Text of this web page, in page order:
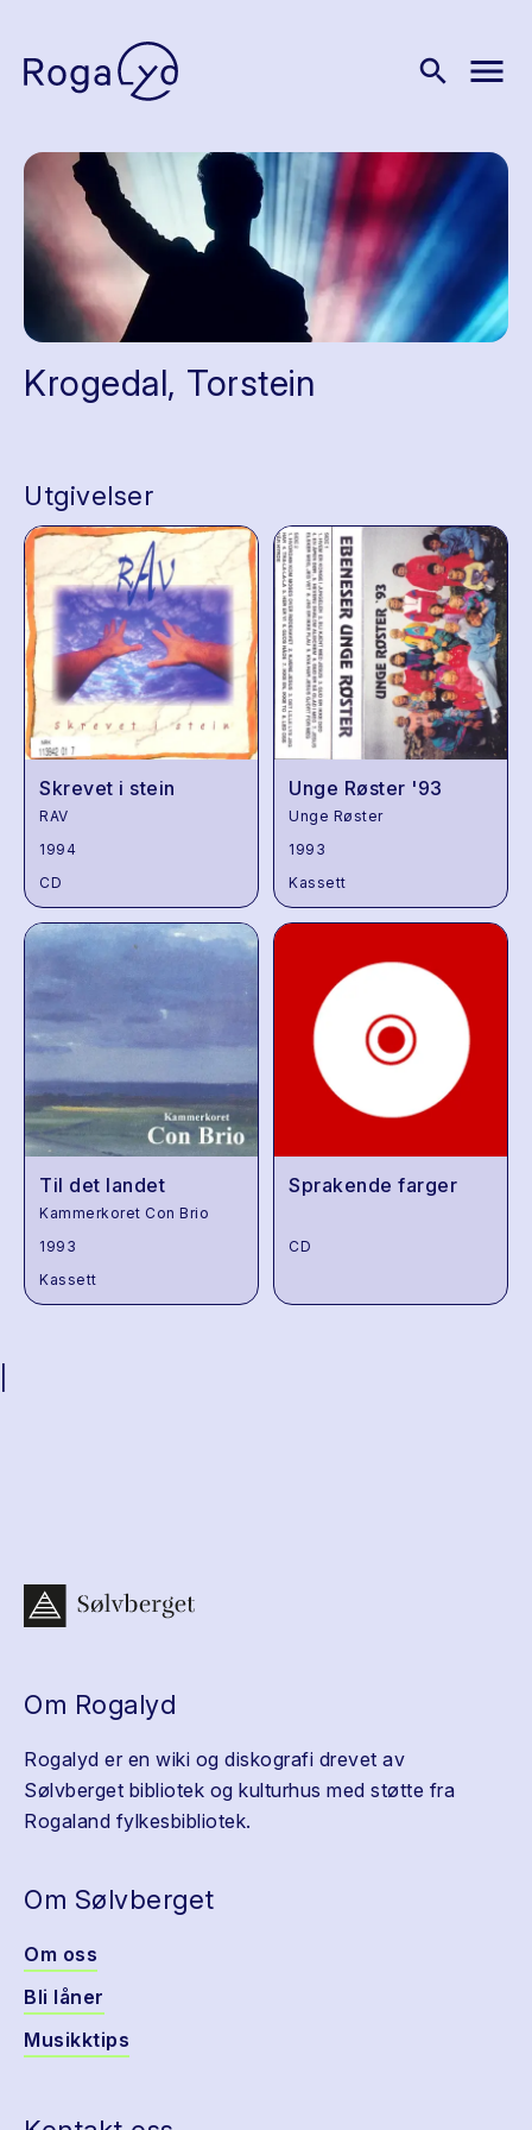
search menu
Krogedal, Torstein
Utgivelser
Skrevet i stein
RAV
1994
CD
Unge Røster '93
Unge Røster
1993
Kassett
Til det landet
Kammerkoret Con Brio
1993
Kassett
Sprakende farger
CD
Om Rogalyd
Rogalyd er en wiki og diskografi drevet av
Sølvberget bibliotek og kulturhus med støtte fra
Rogaland fylkesbibliotek.
Om Sølvberget
Om oss
Bli låner
Musikktips